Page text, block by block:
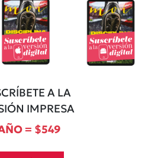
A LA
IMPRESA
= $549